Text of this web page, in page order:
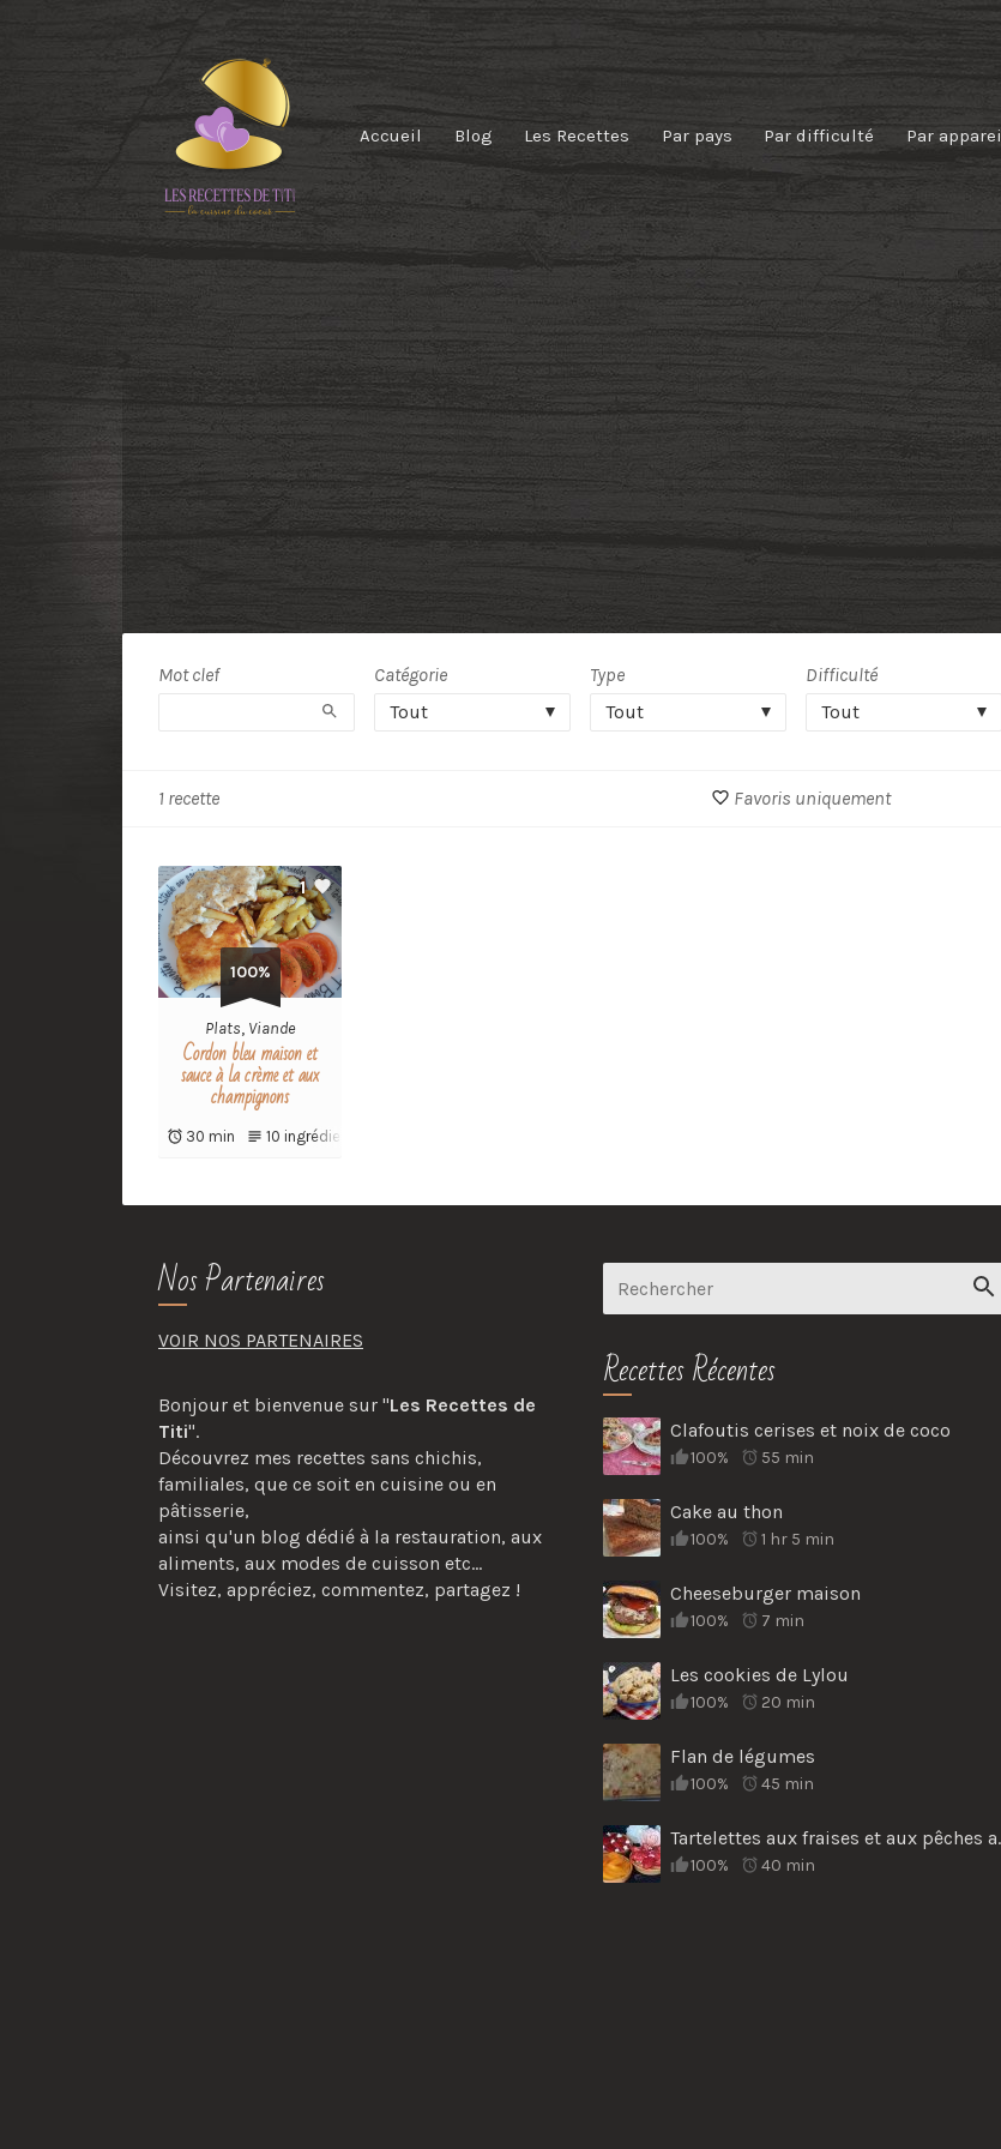
Accueil Blog Les Recettes Par pays Par difficulté Par
Recipe
Tag:
panée
Mot clef
Rechercher
Catégorie
Tout
Type
Tout
Difficulté
Tout
1 recette Favoris uniquement
100%
1
Plats, Viande
Cordon bleu maison et
sauce à la crème et aux
champignons
30 min 10 ingrédients
Nos Partenaires
VOIR NOS PARTENAIRES
Bonjour et bienvenue sur "Les Recettes de
Titi".
Découvrez mes recettes sans chichis,
familiales, que ce soit en cuisine ou en
pâtisserie,
ainsi qu'un blog dédié à la restauration, aux
aliments, aux modes de cuisson etc...
Visitez, appréciez, commentez, partagez !
Recettes Récentes
Clafoutis cerises et noix de coco
100% 55 min
Cake au thon
100% 1 hr 5 min
Cheeseburger maison
100% 7 min
Les cookies de Lylou
100% 20 min
Flan de légumes
100% 45 min
100% 40 min